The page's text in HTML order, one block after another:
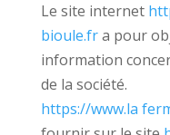
Le site internet
bioule.fra pour
information
de la société.
https://www.la